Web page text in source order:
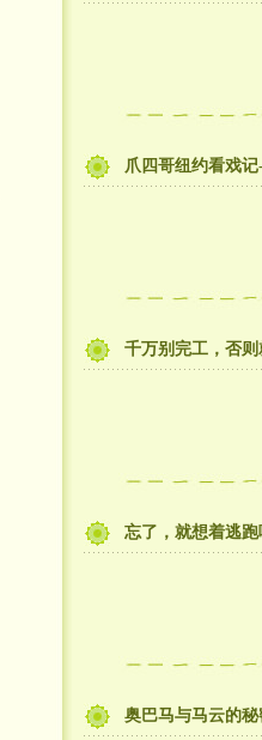
爪四哥纽约看戏记
千万别完工，否
忘了，就想着逃跑
奥巴马与马云的